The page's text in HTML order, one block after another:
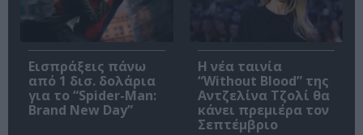
Εισπράξεις πάνω
από 1 δισ. δολάρια
για το “Spider-Man:
Brand New Day”
Η νέα ταινία
“Without Blood” της
Αντζελίνα Τζολί θα
κάνει πρεμιέρα τον
Σεπτέμβριο